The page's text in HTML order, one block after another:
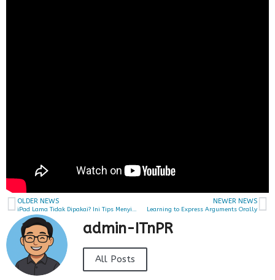
OLDER NEWS
iPad Lama Tidak Dipakai? Ini Tips Menyimpannya Agar Tetap Aman!
NEWER NEWS
Learning to Express Arguments Orally
admin-ITnPR
All Posts